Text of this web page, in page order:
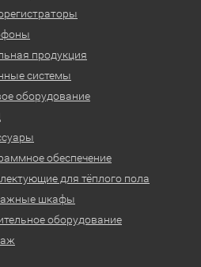
продукция
системы
оборудование
обеспечение
для тёплого пола
шкафы
оборудование